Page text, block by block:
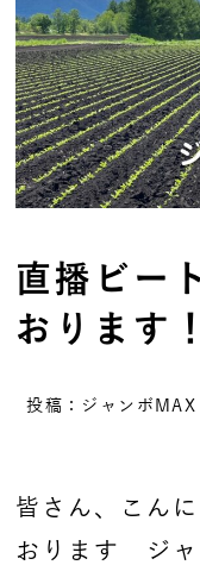
直播ビー
おります！
投稿：ジャンボ
皆さん、こん
おります ジ